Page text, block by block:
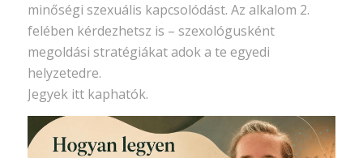
minőségi szexuális kapcsolódást. Az alkalom 2.
felében kérdezhetsz is – szexológusként
megoldási stratégiákat adok a te egyedi
helyzetedre.
Jegyek itt kaphatók.